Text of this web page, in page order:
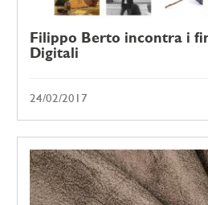
Filippo Berto incontra i
Digitali
24/02/2017